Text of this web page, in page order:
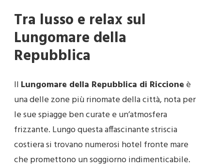
Tra lusso e relax sul
Lungomare della
Repubblica
Il Lungomare della Repubblica di Riccione è
una delle zone più rinomate della città, nota per
le sue spiagge ben curate e un’atmosfera
frizzante. Lungo questa affascinante striscia
costiera si trovano numerosi hotel fronte mare
che promettono un soggiorno indimenticabile.